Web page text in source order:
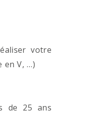
votre
en V, …)
de 25 ans